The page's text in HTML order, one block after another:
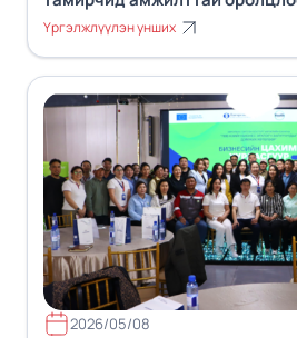
Үргэлжлүүлэн унших
2026/05/08